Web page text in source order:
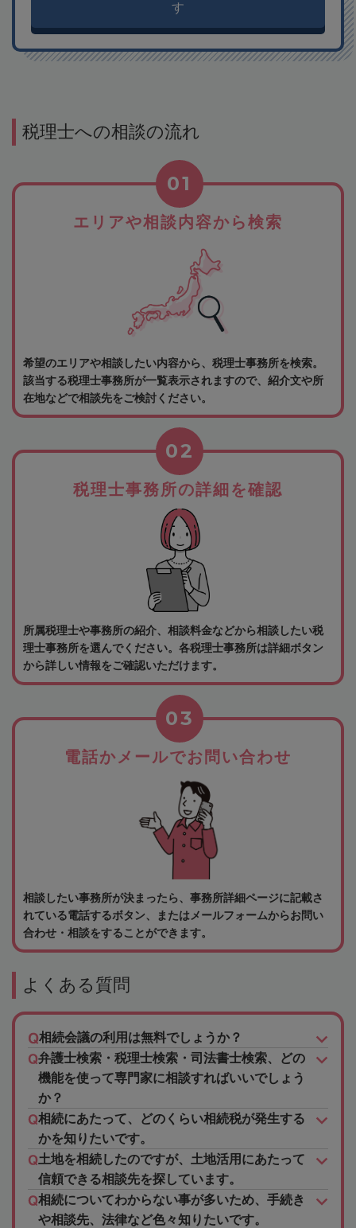
す
税理士への相談の流れ
エリアや相談内容から検索
01
希望のエリアや相談したい内容から、税理士事務所を検索。
該当する税理士事務所が一覧表示されますので、紹介文や所
在地などで相談先をご検討ください。
税理士事務所の詳細を確認
02
所属税理士や事務所の紹介、相談料金などから相談したい税
理士事務所を選んでください。各税理士事務所は詳細ボタン
から詳しい情報をご確認いただけます。
電話かメールでお問い合わせ
03
相談したい事務所が決まったら、事務所詳細ページに記載さ
れている電話するボタン、またはメールフォームからお問い
合わせ・相談をすることができます。
よくある質問
相続会議の利用は無料でしょうか？
弁護士検索・税理士検索・司法書士検索、どの
機能を使って専門家に相談すればいいでしょう
か？
相続にあたって、どのくらい相続税が発生する
かを知りたいです。
土地を相続したのですが、土地活用にあたって
信頼できる相談先を探しています。
相続についてわからない事が多いため、手続き
や相談先、法律など色々知りたいです。